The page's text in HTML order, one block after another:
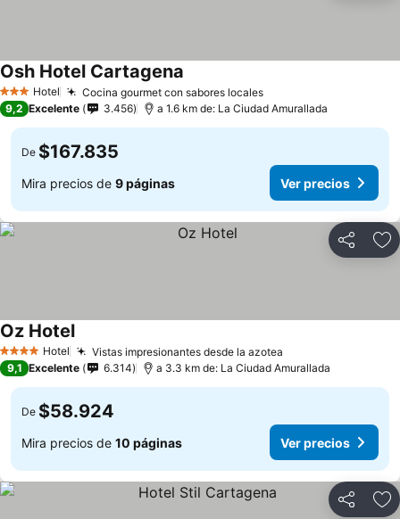
3 Estrellas
Hotel Cocina gourmet con sabores locales
Osh Hotel Cartagena
9,2 Excelente 3.456 a 1.6 km de: La Ciudad Amurallada
De $167.835
Mira precios de 9 páginas Ver precios
Compartir
4 EstrellasHotel Vistas impresionantes desde la azotea
Oz Hotel
9,1 Excelente 6.314 a 3.3 km de: La Ciudad Amurallada
De $58.924
Mira precios de 10 páginas Ver precios
Compartir